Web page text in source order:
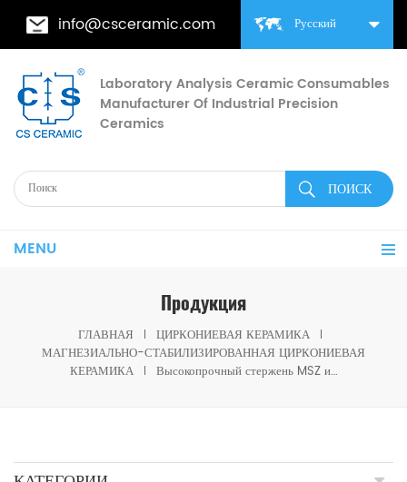
Русский
info@csceramic.com
Laboratory Analysis Ceramic Consumables
Manufacturer Of Industrial Precision
Ceramics
MENU
Продукция
ГЛАВНАЯ
ЦИРКОНИЕВАЯ КЕРАМИКА
МАГНЕЗИАЛЬНО-СТАБИЛИЗИРОВАННАЯ ЦИРКОНИЕВАЯ
КЕРАМИКА
Высокопрочный стержень MSZ из стабилизированной магнезией циркониевой керамики для промышленного использования